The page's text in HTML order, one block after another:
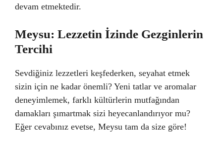
devam etmektedir.
Meysu: Lezzetin İzinde Gezginlerin
Tercihi
Sevdiğiniz lezzetleri keşfederken, seyahat etmek
sizin için ne kadar önemli? Yeni tatlar ve aromalar
deneyimlemek, farklı kültürlerin mutfağından
damakları şımartmak sizi heyecanlandırıyor mu?
Eğer cevabınız evetse, Meysu tam da size göre!